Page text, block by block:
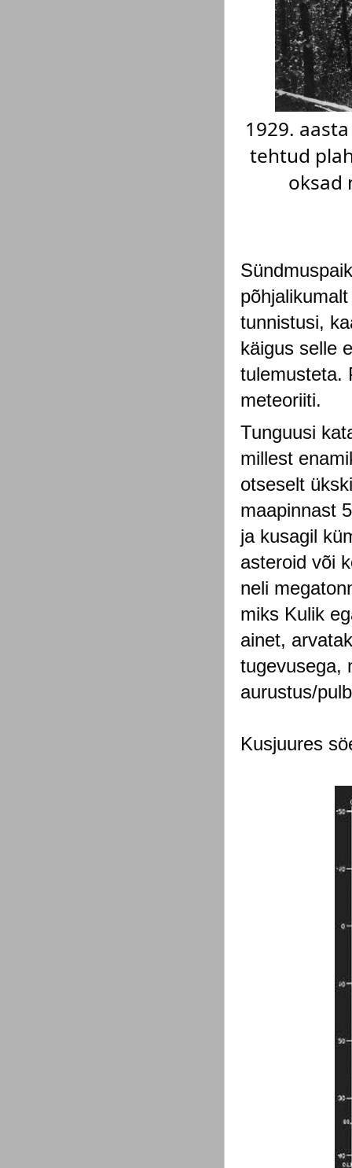
1929.
tehtud
oksad
tunnistusi,
käigus selle
tulemusteta.
meteoriiti.
Tunguusi
millest
otseselt
maapinnast
ja kusagil
asteroid või
neli
miks Kulik
ainet,
tugevusega,
aurustus/
Kusjuures